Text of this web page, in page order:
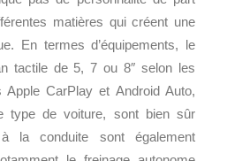
matières qui créent une
En termes d’équipements, le
tactile de 5, 7 ou 8″ selon les
CarPlay et Android Auto,
type de voiture, sont bien sûr
la conduite sont également